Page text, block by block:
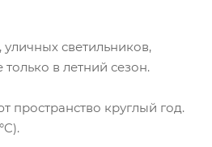
светильников,
в летний сезон.
пространство круглый год.